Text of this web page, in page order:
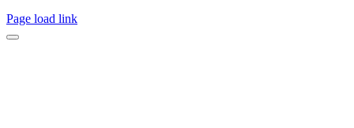
Page load link